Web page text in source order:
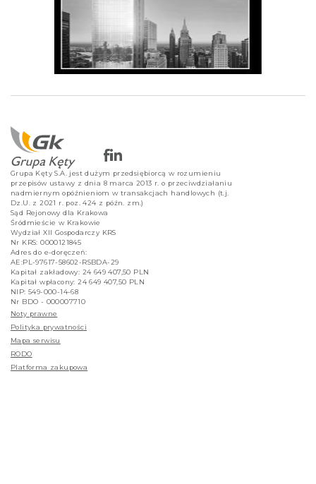
Grupa Kęty S.A. jest dużym przedsiębiorcą w rozumieniu
przepisów ustawy z dnia 8 marca 2013 r. o przeciwdziałaniu
nadmiernym opóźnieniom w transakcjach handlowych (t.j.
Dz.U. z 2021 r. poz. 424 z późn. zm.)
Sąd Rejonowy dla Krakowa
Śródmieście w Krakowie
Wydział XII Gospodarczy KRS
Nr KRS: 0000121845
Adres do e-doręczeń:
AE:PL-97617-58602-RSBDA-29
Kapitał zakładowy: 24 649 407,50 PLN
Kapitał wpłacony: 24 649 407,50 PLN
NIP: 549-000-14-68
Nr BDO - 000007710
Noty prawne
Polityka prywatności
Mapa serwisu
RODO
Platforma zakupowa